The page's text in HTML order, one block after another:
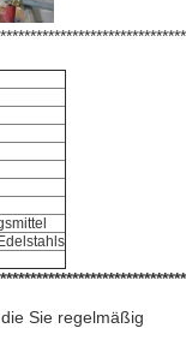
Sie regelmäßig